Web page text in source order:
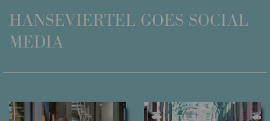
HANSEVIERTEL GOES SOCIAL
MEDIA